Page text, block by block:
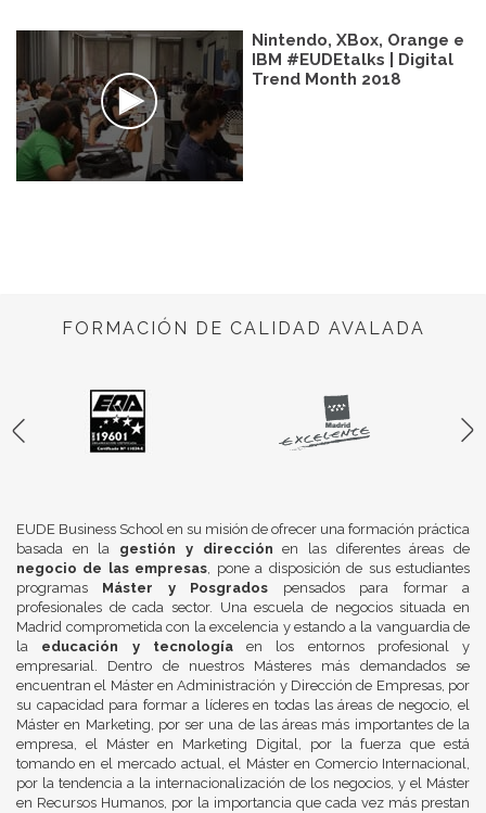
Nintendo, XBox, Orange e
IBM #EUDEtalks | Digital
Trend Month 2018
FORMACIÓN DE CALIDAD AVALADA
EUDE Business School en su misión de ofrecer una formación práctica
basada en la gestión y dirección en las diferentes áreas de
negocio de las empresas, pone a disposición de sus estudiantes
programas Máster y Posgrados pensados para formar a
profesionales de cada sector. Una escuela de negocios situada en
Madrid comprometida con la excelencia y estando a la vanguardia de
la educación y tecnologíaen los entornos profesional y
empresarial. Dentro de nuestros Másteres más demandados se
encuentran el Máster en Administración y Dirección de Empresas, por
su capacidad para formar a líderes en todas las áreas de negocio, el
Máster en Marketing, por ser una de las áreas más importantes de la
empresa, el Máster en Marketing Digital, por la fuerza que está
tomando en el mercado actual, el Máster en Comercio Internacional,
por la tendencia a la internacionalización de los negocios, y el Máster
en Recursos Humanos, por la importancia que cada vez más prestan